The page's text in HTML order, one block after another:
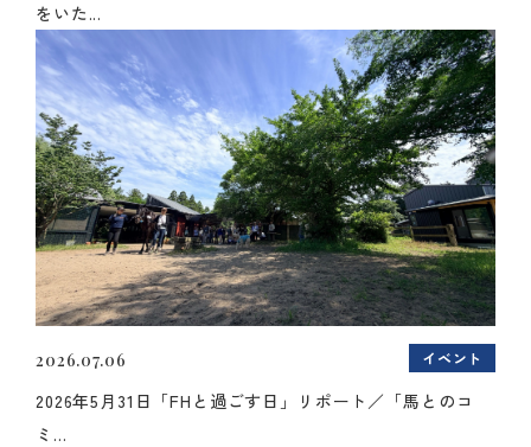
をいた...
2026.07.06 イベント
2026年5月31日「FHと過ごす日」リポート／「馬とのコ
ミ...